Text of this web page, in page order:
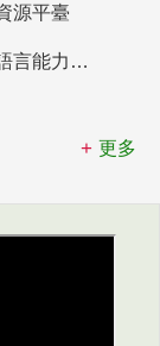
源平臺
臺灣台語語言能力認證網站
更多